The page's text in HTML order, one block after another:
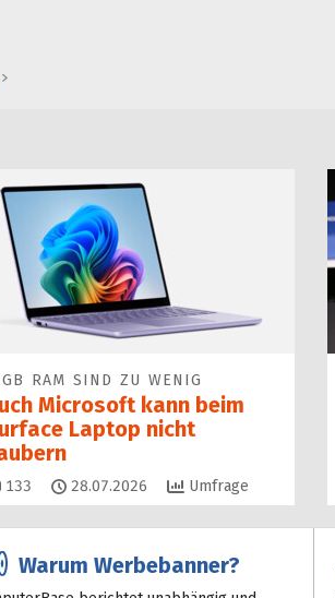
RAM SIND ZU WENIG
Microsoft kann beim
Laptop nicht
133 Kommentare
28.07.2026 Umfrage
Warum Werbebanner?